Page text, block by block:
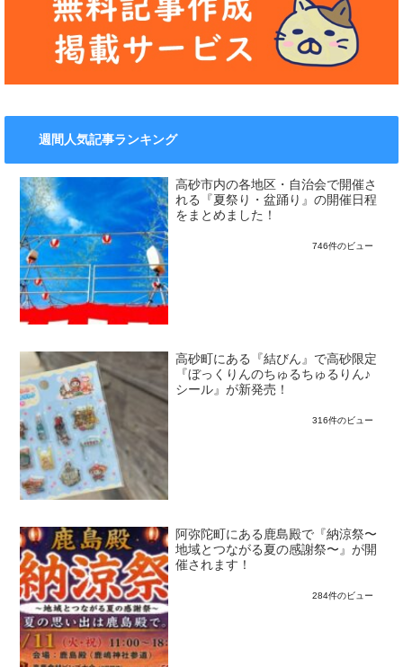
週間人気記事ランキング
高砂市内の各地区・自治会で開催さ
れる『夏祭り・盆踊り』の開催日程
をまとめました！
746件のビュー
高砂町にある『結びん』で高砂限定
『ぼっくりんのちゅるちゅるりん♪
シール』が新発売！
316件のビュー
阿弥陀町にある鹿島殿で『納涼祭〜
地域とつながる夏の感謝祭〜』が開
催されます！
284件のビュー